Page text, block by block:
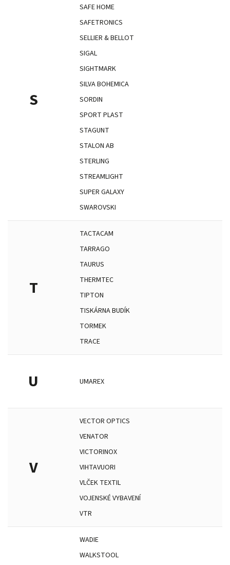
S
SAFE HOME
SAFETRONICS
SELLIER & BELLOT
SIGAL
SIGHTMARK
SILVA BOHEMICA
SORDIN
SPORT PLAST
STAGUNT
STALON AB
STERLING
STREAMLIGHT
SUPER GALAXY
SWAROVSKI
T
TACTACAM
TARRAGO
TAURUS
THERMTEC
TIPTON
TISKÁRNA BUDÍK
TORMEK
TRACE
U UMAREX
V
VECTOR OPTICS
VENATOR
VICTORINOX
VIHTAVUORI
VLČEK TEXTIL
VOJENSKÉ VYBAVENÍ
VTR
WADIE
WALKSTOOL